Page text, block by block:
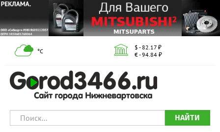
°С
$ - 82.17 ₽
€ - 94.84 ₽
НАЙТИ